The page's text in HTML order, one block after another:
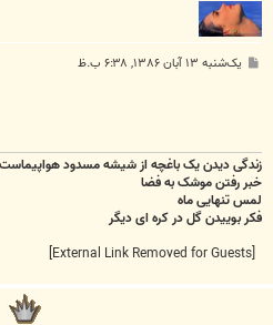
پ یک‌شنبه ۱۳ آبان ۱۳۸۶, ۶:۳۸ ب.ظ
زندگی دیدن یک باغچه از شیشه مسدود هواپیماست
خبر رفتن موشک به فضا
لمس تنهایی ماه
فکر بوییدن گل در کره ای دیگر